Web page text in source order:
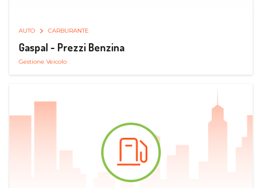
AUTO CARBURANTE
Gaspal - Prezzi Benzina
Gestione Veicolo